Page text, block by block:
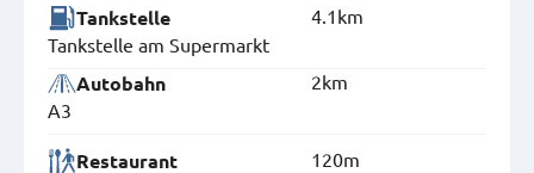
Tankstelle
Tankstelle am Supermarkt
4.1km
Autobahn
A3
2km
Restaurant 120m